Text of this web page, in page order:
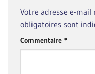
Votre adresse e-mail
obligatoires sont
Commentaire *